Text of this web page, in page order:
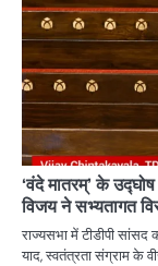
‘वंदे मातरम्’ के
विजय ने सभ्यतागत
राज्यसभा में टीडीपी सांसद
याद, स्वतंत्रता संग्राम के